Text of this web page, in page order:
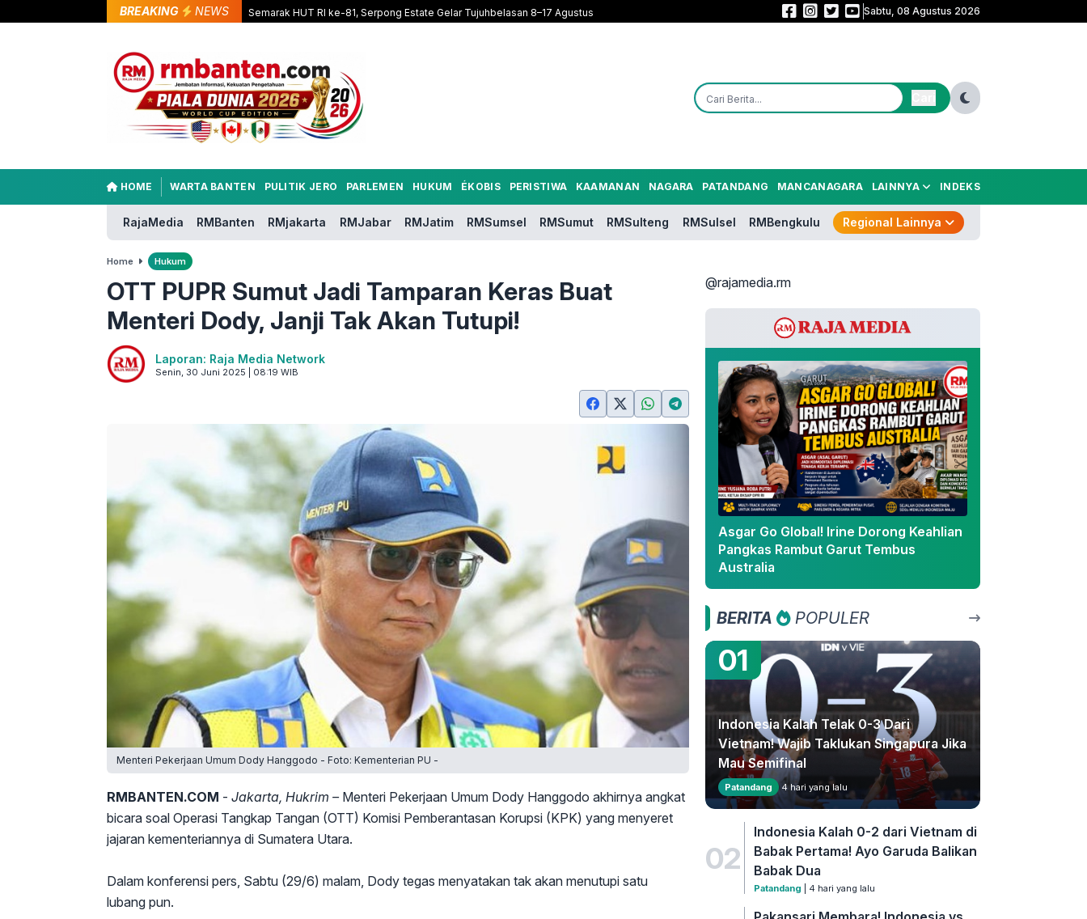
BREAKING NEWS Semarak HUT RI ke-81, Serpong Estate Gelar Tujuhbelasan 8–17 Agustus Nama Pengganti Perry Masih Misteri! Prabowo Belum Kirim Surpres
Sabtu, 08 Agustus 2026
HOME WARTA BANTEN PULITIK JERO PARLEMEN HUKUM ÉKOBIS PERISTIWA KAAMANAN NAGARA PATANDANG MANCANAGARA LAINNYA INDEKS
RajaMedia RMBanten RMjakarta RMJabar RMJatim RMSumsel RMSumut RMSulteng RMSulsel RMBengkulu Regional Lainnya
Home Hukum
OTT PUPR Sumut Jadi Tamparan Keras Buat
Menteri Dody, Janji Tak Akan Tutupi!
Laporan: Raja Media Network
Senin, 30 Juni 2025 | 08:19 WIB
Menteri Pekerjaan Umum Dody Hanggodo - Foto: Kementerian PU -
RMBANTEN.COM - Jakarta, Hukrim –Menteri Pekerjaan Umum Dody Hanggodo akhirnya angkat
bicara soal Operasi Tangkap Tangan (OTT) Komisi Pemberantasan Korupsi (KPK) yang menyeret
jajaran kementeriannya di Sumatera Utara.
Dalam konferensi pers, Sabtu (29/6) malam, Dody tegas menyatakan tak akan menutupi satu
lubang pun.
@rajamedia.rm
Asgar Go Global! Irine Dorong Keahlian
Pangkas Rambut Garut Tembus
Australia
BERITA POPULER
01
Indonesia Kalah Telak 0-3 Dari
Vietnam! Wajib Taklukan Singapura Jika
Mau Semifinal
Patandang 4 hari yang lalu
02
Indonesia Kalah 0-2 dari Vietnam di
Babak Pertama! Ayo Garuda Balikan
Babak Dua
Patandang | 4 hari yang lalu